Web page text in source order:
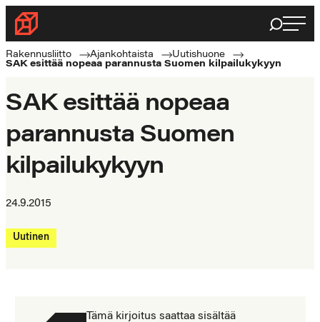
Siirry
suoraan
sisältöön
Rakennusliitto
Rakennusalan
ammattilaisten
Haku
Rakennusliitto Ajankohtaista
Uutishuone
SAK esittää nopeaa parannusta Suomen kilpailukykyyn
SAK esittää nopeaa
parannusta Suomen
kilpailukykyyn
24.9.2015
Uutinen
Tämä kirjoitus saattaa sisältää